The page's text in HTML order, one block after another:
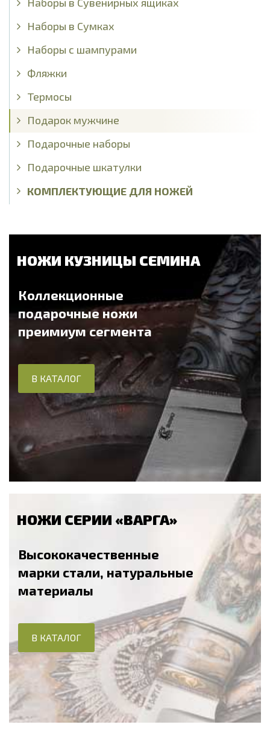
Наборы в Сумках
Наборы с шампурами
Фляжки
Термосы
Подарок мужчине
Подарочные наборы
Подарочные шкатулки
КОМПЛЕКТУЮЩИЕ ДЛЯ НОЖЕЙ
НОЖИ КУЗНИЦЫ СЕМИНА
Коллекционные
подарочные ножи
преимиум сегмента
В КАТАЛОГ
НОЖИ СЕРИИ «ВАРГА»
Высококачественные
марки стали, натуральные
материалы
В КАТАЛОГ